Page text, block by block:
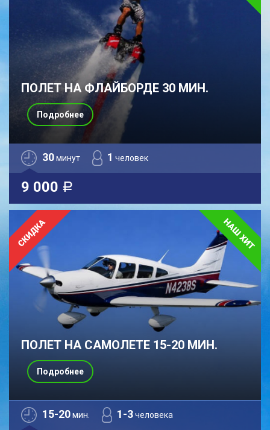
ПОЛЕТ НА ФЛАЙБОРДЕ 30 МИН.
30минут 1 человек
9 000 a
Подробнее
ПОЛЕТ НА САМОЛЕТЕ 15-20 МИН.
15-20мин. 1-3человека
Подробнее